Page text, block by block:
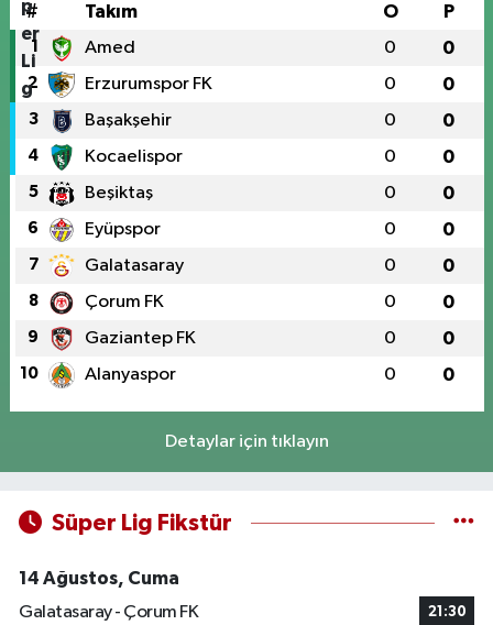
# Takım O P
1 Amed 0 0
2 Erzurumspor FK 0 0
3 Başakşehir 0 0
4 Kocaelispor 0 0
5 Beşiktaş 0 0
6 Eyüpspor 0 0
7 Galatasaray 0 0
8 Çorum FK 0 0
9 Gaziantep FK 0 0
10 Alanyaspor 0 0
Detaylar için tıklayın
Süper Lig Fikstür
14 Ağustos, Cuma
Galatasaray - Çorum FK
21:30